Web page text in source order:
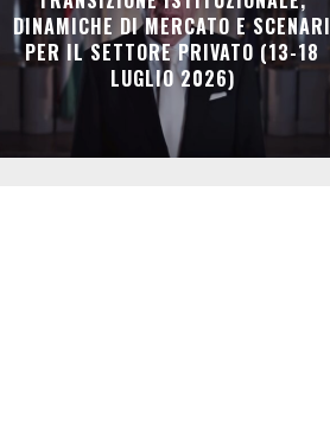
DINAMICHE DI MERCATO E SCENARI
PER IL SETTORE PRIVATO (13-18
LUGLIO 2026)